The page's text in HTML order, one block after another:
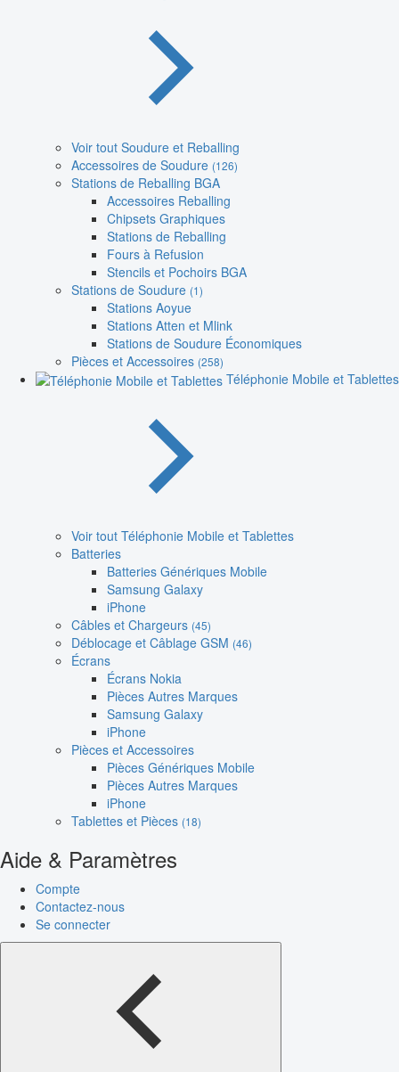
Voir tout Soudure et Reballing
Accessoires de Soudure (126)
Stations de Reballing BGA
Accessoires Reballing
Chipsets Graphiques
Stations de Reballing
Fours à Refusion
Stencils et Pochoirs BGA
Stations de Soudure (1)
Stations Aoyue
Stations Atten et Mlink
Stations de Soudure Économiques
Pièces et Accessoires (258)
Téléphonie Mobile et Tablettes
Voir tout Téléphonie Mobile et Tablettes
Batteries
Batteries Génériques Mobile
Samsung Galaxy
iPhone
Câbles et Chargeurs (45)
Déblocage et Câblage GSM (46)
Écrans
Écrans Nokia
Pièces Autres Marques
Samsung Galaxy
iPhone
Pièces et Accessoires
Pièces Génériques Mobile
Pièces Autres Marques
iPhone
Tablettes et Pièces (18)
Aide & Paramètres
Compte
Contactez-nous
Se connecter